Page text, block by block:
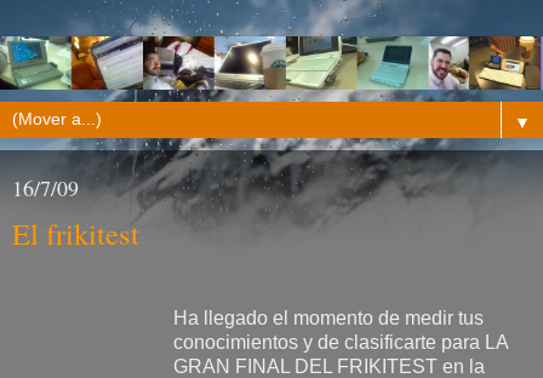
▼
16/7/09
El frikitest
Ha llegado el momento de medir tus
conocimientos y de clasificarte para LA
GRAN FINAL DEL FRIKITEST en la